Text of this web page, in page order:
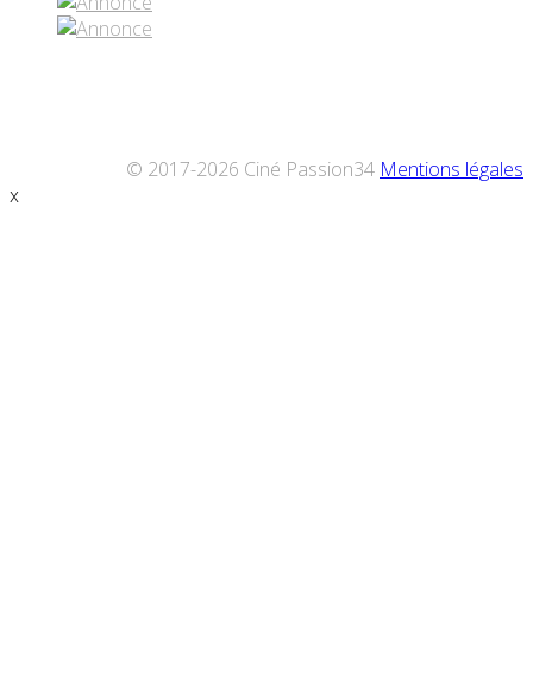
© 2017-2026 Ciné Passion34 Mentions légales
x